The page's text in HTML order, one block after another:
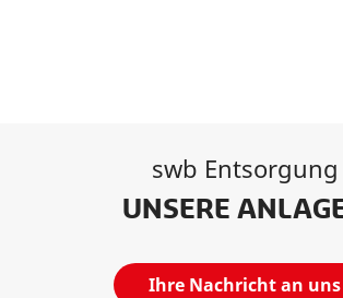
swb Entsorgung
UNSERE
Ihre Nachricht an uns